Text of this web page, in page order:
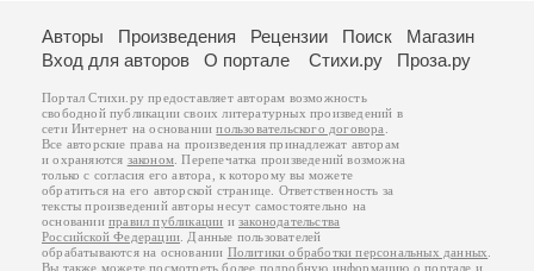
Авторы Произведения Рецензии Поиск
Магазин
Вход для авторов
О портале Стихи.ру Проза.ру
Портал Стихи.ру предоставляет авторам возможность
свободной публикации своих литературных произведений в
сети Интернет на основаниипользовательского договора.
Все авторские права на произведения принадлежат авторам
и охраняются законом. Перепечатка произведений возможна
только с согласия его автора, к которому вы можете
обратиться на его авторской странице. Ответственность за
тексты произведений авторы несут самостоятельно на
основанииправил публикации изаконодательства
Российской Федерации. Данные пользователей
обрабатываются на основании Политики обработки персональных данных.
Вы также можете посмотреть более подробную информацию о портале и